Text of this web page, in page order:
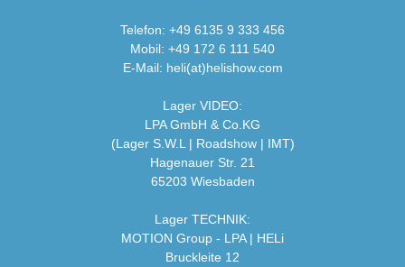
Telefon: +49 6135 9 333 456
Mobil: +49 172 6 111 540
E-Mail: heli(at)helishow.com
Lager VIDEO:
LPA GmbH & Co.KG
(Lager S.W.L | Roadshow | IMT)
Hagenauer Str. 21
65203 Wiesbaden
Lager TECHNIK:
MOTION Group - LPA | HELi
Bruckleite 12